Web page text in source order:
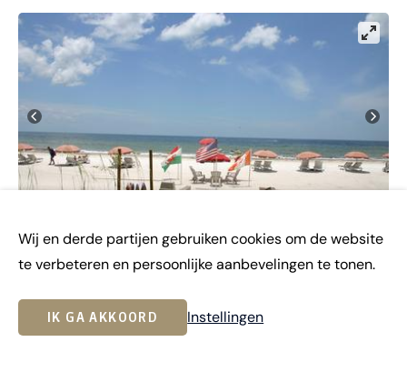
Wij en derde partijen gebruiken cookies om de website
te verbeteren en persoonlijke aanbevelingen te tonen.
IK GA AKKOORD Instellingen
Overnachting: Fort Myers Beach
DAG
COMBI VAN STRAND EN